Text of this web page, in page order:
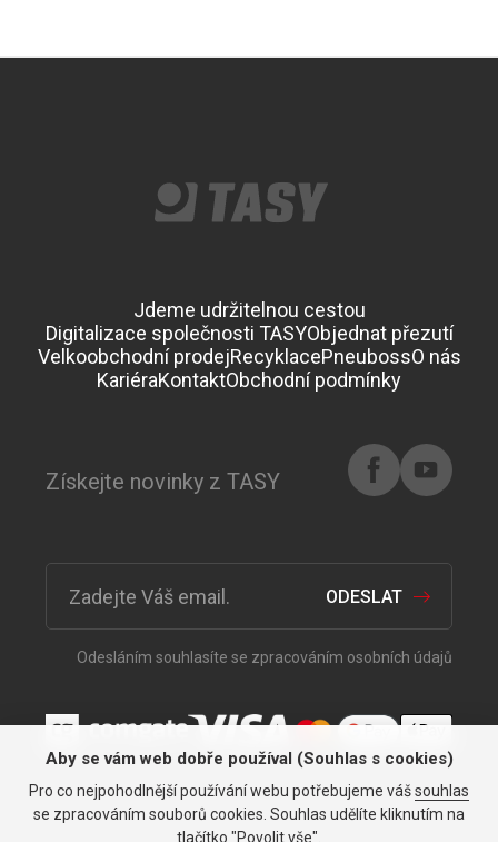
Jdeme udržitelnou cestou
Digitalizace společnosti TASYObjednat přezutí
Velkoobchodní prodejRecyklacePneubossO nás
KariéraKontaktObchodní podmínky
Získejte novinky z TASY
ODESLAT
Odesláním souhlasíte se zpracováním osobních údajů
Vše pro vaše auto již od roku
Aby se vám web dobře používal (Souhlas s cookies)
Pro co nejpohodlnější používání webu potřebujeme vášsouhlas
se zpracováním souborů cookies. Souhlas udělíte kliknutím na
tlačítko "Povolit vše".